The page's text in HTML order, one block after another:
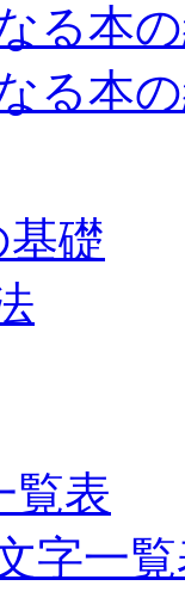
る本
る本
礎
覧表
字一